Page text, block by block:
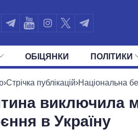
ОБIЦЯНКИ ПОЛIТИКИ
УСІ ПОЛІТИКИ ПРЕЗИДЕНТ І
›Стрічка публікацій›Національна
виключила
в Україну